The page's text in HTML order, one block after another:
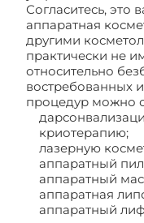
Согласитесь, это
аппаратная
другими
практически не
относительно
востребованных
процедур можно
криотерапию;
лазерную
аппаратный
аппаратный
аппаратная
аппаратный